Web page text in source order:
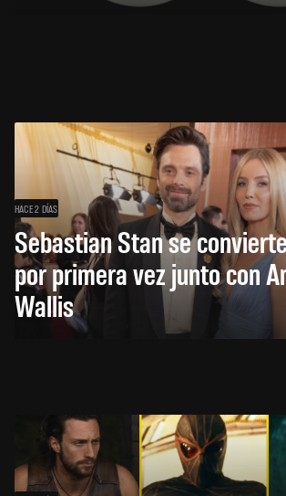
HACE 2 DÍAS
Sebastian Stan se
por primera vez junto con
Wallis